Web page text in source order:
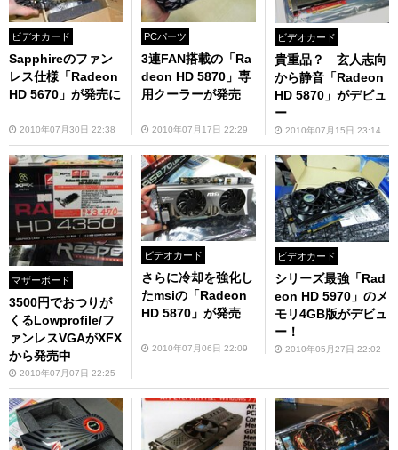
ビデオカード
Sapphireのファン
レス仕様「Radeon
HD 5670」が発売に
2010年07月30日 22:38
PCパーツ
3連FAN搭載の「Ra
deon HD 5870」専
用クーラーが発売
2010年07月17日 22:29
ビデオカード
貴重品？ 玄人志向
から静音「Radeon
HD 5870」がデビュ
ー
2010年07月15日 23:14
マザーボード
3500円でおつりが
くるLowprofile/フ
ァンレスVGAがXFX
から発売中
2010年07月07日 22:25
ビデオカード
さらに冷却を強化し
たmsiの「Radeon
HD 5870」が発売
2010年07月06日 22:09
ビデオカード
シリーズ最強「Rad
eon HD 5970」のメ
モリ4GB版がデビュ
ー！
2010年05月27日 22:02